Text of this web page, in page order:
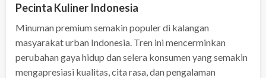
Pecinta Kuliner Indonesia
Minuman premium semakin populer di kalangan
masyarakat urban Indonesia. Tren ini mencerminkan
perubahan gaya hidup dan selera konsumen yang semakin
mengapresiasi kualitas, cita rasa, dan pengalaman